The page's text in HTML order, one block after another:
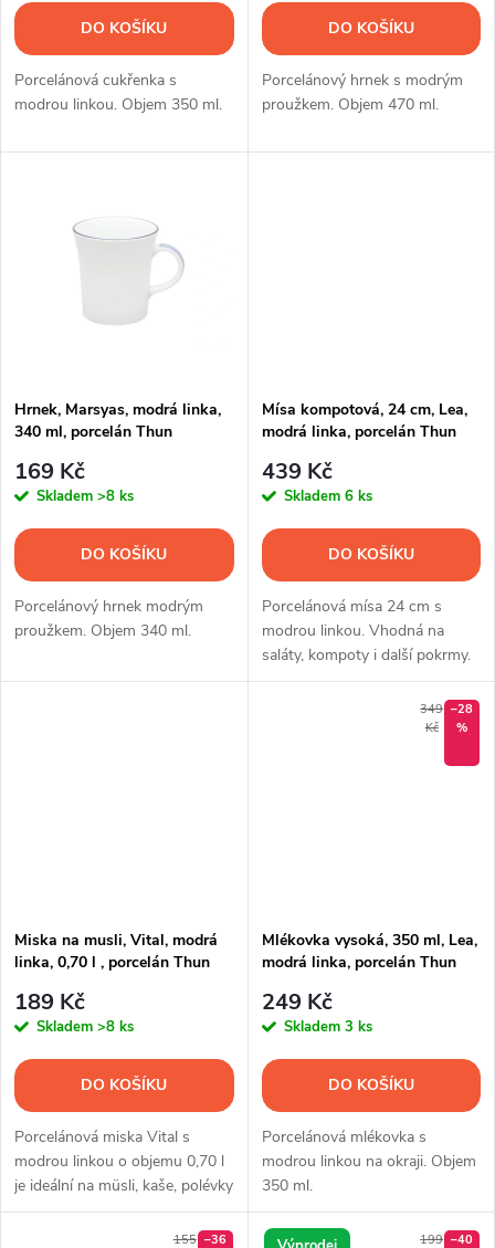
d
u
o
d
u
DO KOŠÍKU
Porcelánová cukřenka s
modrou linkou. Objem 350 ml.
DO KOŠÍKU
Porcelánový hrnek s modrým
proužkem. Objem 470 ml.
Hrnek, Marsyas, modrá linka,
340 ml, porcelán Thun
169 Kč
Skladem >8 ks
DO KOŠÍKU
Porcelánový hrnek modrým
proužkem. Objem 340 ml.
Mísa kompotová, 24 cm, Lea,
modrá linka, porcelán Thun
439 Kč
Skladem 6 ks
DO KOŠÍKU
Porcelánová mísa 24 cm s
modrou linkou. Vhodná na
saláty, kompoty i další pokrmy.
Kvalitní karlovarský porcelán
Miska na musli, Vital, modrá
linka, 0,70 l , porcelán Thun
189 Kč
Skladem >8 ks
DO KOŠÍKU
Porcelánová miska Vital s
modrou linkou o objemu 0,70 l
je ideální na müsli, kaše, polévky
i saláty. Kvalitní český porcelán
Thun 1794 pro každodenní
349
Kč
–28
%
Mlékovka vysoká, 350 ml, Lea,
modrá linka, porcelán Thun
249 Kč
Skladem 3 ks
DO KOŠÍKU
Porcelánová mlékovka s
modrou linkou na okraji. Objem
350 ml.
155 –36
199 –40